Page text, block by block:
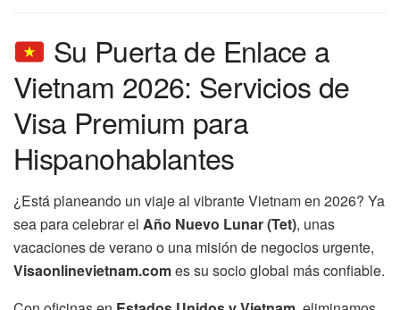
Su Puerta de Enlace a
Vietnam 2026: Servicios de
Visa Premium para
Hispanohablantes
¿Está planeando un viaje al vibrante Vietnam en 2026? Ya
sea para celebrar el Año Nuevo Lunar (Tet), unas
vacaciones de verano o una misión de negocios urgente,
Visaonlinevietnam.comes su socio global más confiable.